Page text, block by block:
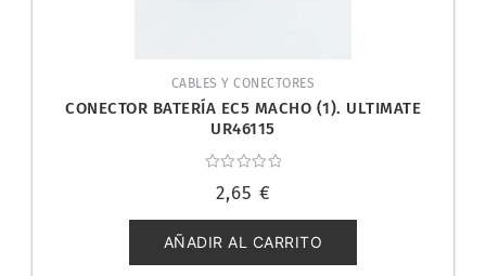
CABLES Y CONECTORES
CONECTOR BATERÍA EC5 MACHO (1). ULTIMATE
UR46115
con
de
5
2,65 €
AÑADIR AL CARRITO